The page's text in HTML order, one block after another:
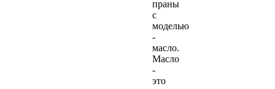
праны
с
моделью
-
масло.
Масло
-
это